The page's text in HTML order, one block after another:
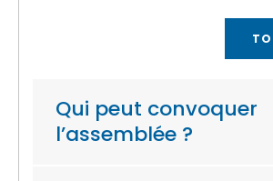
Qui peut convoquer
l’assemblée ?